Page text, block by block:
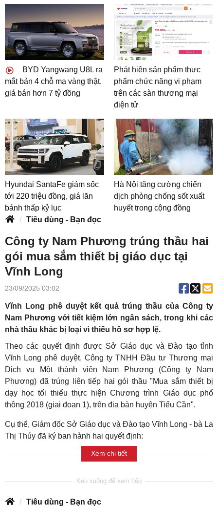
BYD Yangwang U8L ra
mắt bản 4 chỗ mạ vàng thật,
giá bán hơn 7 tỷ đồng
Phát hiện sản phẩm thực
phẩm chức năng vi phạm
trên các sàn thương mại
điện tử
Hyundai SantaFe giảm sốc
tới 220 triệu đồng, giá lăn
bánh thấp kỷ lục
Hà Nội tăng cường chiến
dịch phòng chống sốt xuất
huyết trong cộng đồng
Tiêu dùng - Bạn đọc
Công ty Nam Phương trúng thầu hai
gói mua sắm thiết bị giáo dục tại
Vĩnh Long
23/09/2025 03:02
Vĩnh Long phê duyệt kết quả trúng thầu của Công ty
Nam Phương với tiết kiệm lớn ngân sách, trong khi các
nhà thầu khác bị loại vì thiếu hồ sơ hợp lệ.
Theo các quyết định được Sở Giáo dục và Đào tạo tỉnh
Vĩnh Long phê duyệt, Công ty TNHH Đầu tư Thương mại
Dịch vụ Một thành viên Nam Phương (Công ty Nam
Phương) đã trúng liên tiếp hai gói thầu "Mua sắm thiết bị
dạy học tối thiểu thực hiện Chương trình Giáo dục phổ
thông 2018 (giai đoạn 1), trên địa bàn huyện Tiểu Cần".
Cụ thể, Giám đốc Sở Giáo dục và Đào tạo Vĩnh Long - bà La
Thị Thúy đã ký ban hành hai quyết định:
Xem chi tiết
Tiêu dùng - Bạn đọc